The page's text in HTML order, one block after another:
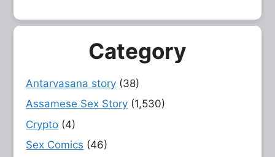
Category
Antarvasana story (38)
Assamese Sex Story (1,530)
Crypto (4)
Sex Comics (46)